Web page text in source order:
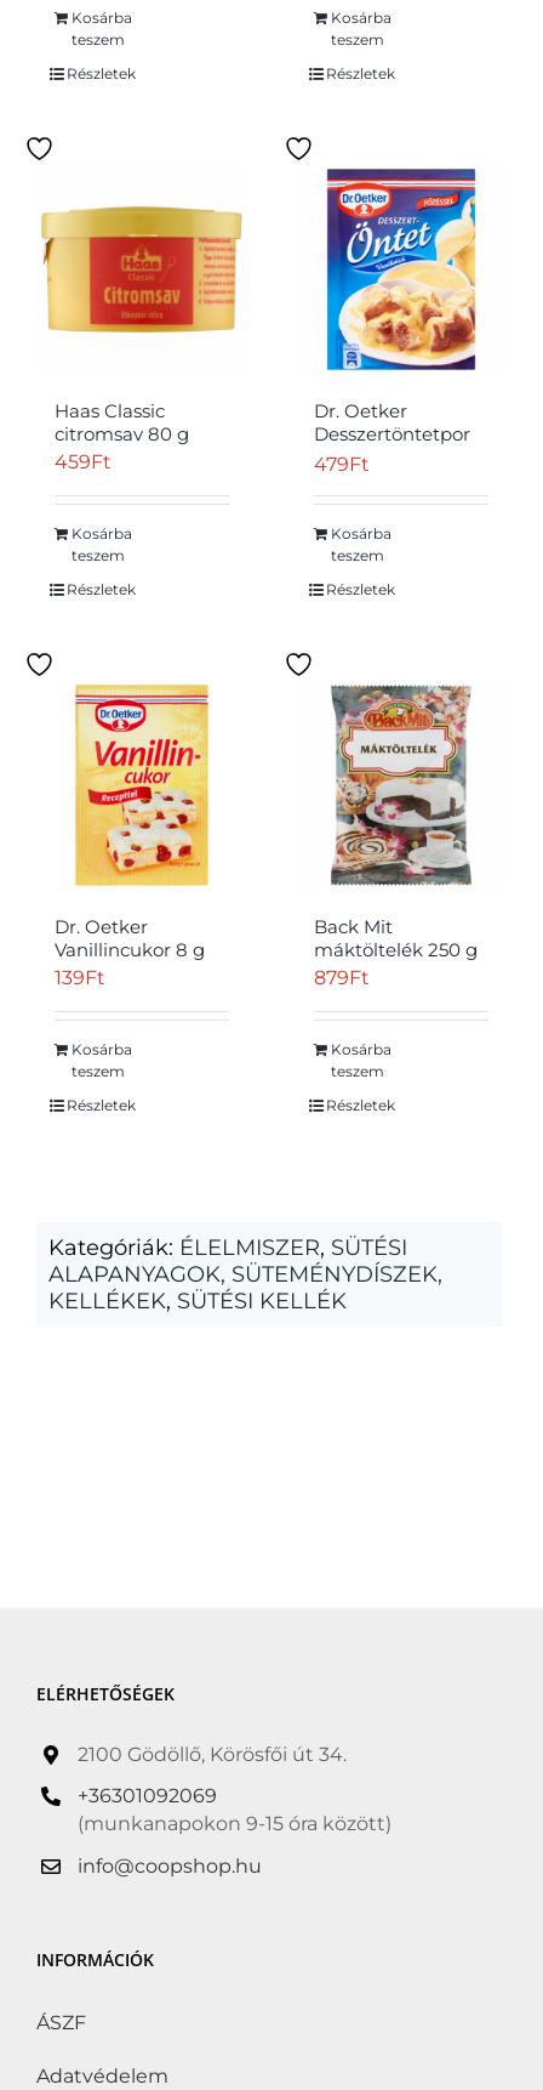
Kosárba
teszem
Részletek
Kosárba
teszem
Részletek
Haas Classic
citromsav 80 g
459Ft
Kosárba
teszem
Részletek
Dr. Oetker
Desszertöntetpor
vaníliaízű 35 g
479Ft
Kosárba
teszem
Részletek
Dr. Oetker
Vanillincukor 8 g
139Ft
Kosárba
teszem
Részletek
Back Mit
máktöltelék 250 g
879Ft
Kosárba
teszem
Részletek
Kategóriák: ÉLELMISZER, SÜTÉSI
ALAPANYAGOK, SÜTEMÉNYDÍSZEK,
KELLÉKEK, SÜTÉSI KELLÉK
ELÉRHETŐSÉGEK
2100 Gödöllő, Körösfői út 34.
+36301092069
(munkanapokon 9-15 óra között)
info@coopshop.hu
INFORMÁCIÓK
ÁSZF
Adatvédelem